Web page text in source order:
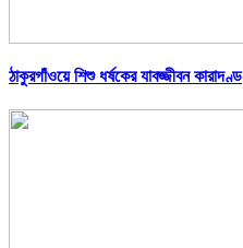
ঠাকুরগাঁওয়ে শিশু ধর্ষকের যাবজ্জীবন কারাদণ্ড